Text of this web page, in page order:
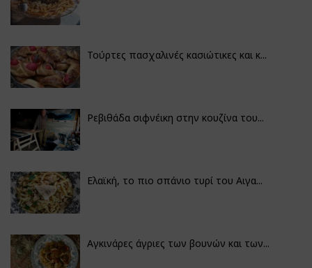
Τούρτες πασχαλινές κασιώτικες και κ...
Ρεβιθάδα σιφνέικη στην κουζίνα του...
Ελαϊκή, το πιο σπάνιο τυρί του Αιγα...
Αγκινάρες άγριες των βουνών και των...